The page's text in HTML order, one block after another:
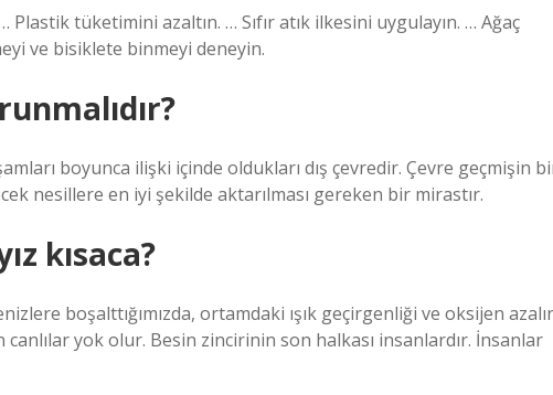
Plastik tüketimini azaltın. … Sıfır atık ilkesini uygulayın. … Ağaç
ve bisiklete binmeyi deneyin.
boyunca ilişki içinde oldukları dış çevredir. Çevre geçmişin
nesillere en iyi şekilde aktarılması gereken bir mirastır.
kısaca?
boşalttığımızda, ortamdaki ışık geçirgenliği ve oksijen azalır
yok olur. Besin zincirinin son halkası insanlardır. İnsanlar